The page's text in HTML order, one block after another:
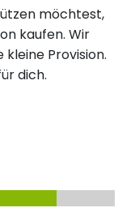
möchtest,
kaufen. Wir
Provision.
dich.